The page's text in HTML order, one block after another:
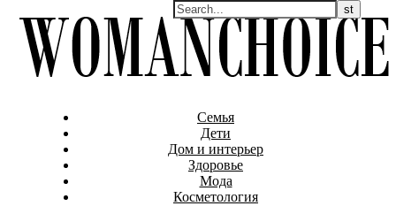
Семья
Дети
Дом и интерьер
Здоровье
Мода
Косметология